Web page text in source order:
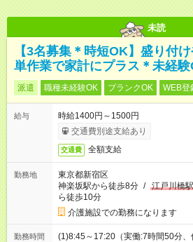
未読
【3名募集＊時短OK】盛り付
単作業で家計にプラス＊未経験
派遣 職種未経験OK ブランクOK WEB登
給与
時給1400円～1500円
交通費別途支給あり
交通費 全額支給
勤務地
東京都新宿区
神楽坂駅から徒歩8分 / 江戸川橋駅
ら徒歩10分
介護施設での勤務になります
勤務時間
(1)8:45～17:20（実働:7時間50分